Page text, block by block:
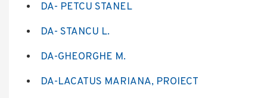
DA- PETCU STANEL
DA- STANCU L.
DA-GHEORGHE M.
DA-LACATUS MARIANA, PROIECT